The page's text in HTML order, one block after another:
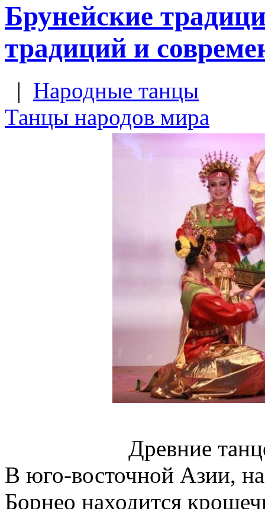
Брунейские
традиций и
| Народные танцы
Танцы народов мира
Древние
В юго-восточной Азии, на
Борнео находится